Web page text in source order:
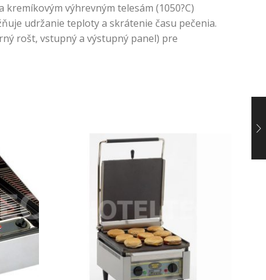
výhrevným telesám (1050?C)
udržanie teploty a skrátenie času pečenia.
rošt, vstupný a výstupný panel) pre